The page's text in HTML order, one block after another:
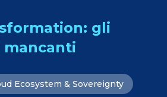
gli
Ecosystem & Sovereignty